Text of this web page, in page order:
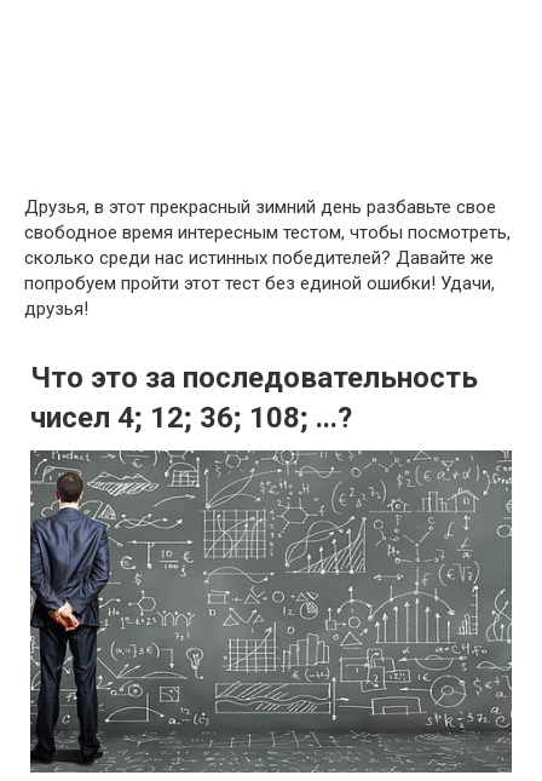
Друзья, в этот прекрасный зимний день разбавьте свое
свободное время интересным тестом, чтобы посмотреть,
сколько среди нас истинных победителей? Давайте же
попробуем пройти этот тест без единой ошибки! Удачи,
друзья!
Что это за последовательность
чисел 4; 12; 36; 108; ...?